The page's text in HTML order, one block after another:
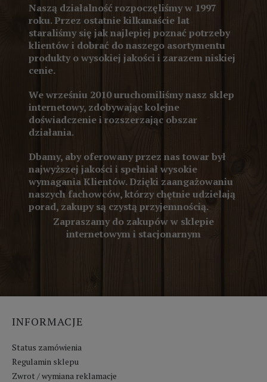
Naszą działalność rozpoczęliśmy w 1997
roku. Przez ostatnie kilkanaście lat
staraliśmy się jak najlepiej poznać potrzeby
klientów i dobrać do naszego asortymentu
produkty o wysokiej jakości i zarazem niskiej
cenie.
We wrześniu 2010 uruchomiliśmy nasz sklep
internetowy, zdobywając kolejne
doświadczenie i rozszerzając obszar
działania.
Dbamy, aby oferowany przez nas towar był
najwyższej jakości i spełniał wysokie
wymagania Klientów. Dzięki zaangażowaniu
naszych fachowców, którzy chętnie udzielają
porad, zakupy są czystą przyjemnością.
Zapraszamy do zakupów w sklepie
internetowym i stacjonarnym
INFORMACJE
Status zamówienia
Regulamin sklepu
Zwrot / wymiana reklamacje